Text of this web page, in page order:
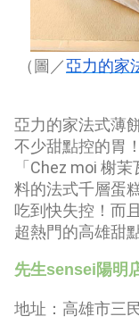
（圖／ 亞力的家
亞力的家法式薄
不少甜點控的胃
「 Chez moi 榭茉
料的法式千層蛋
吃到快失控！而
超熱門的高雄甜
先生sensei 陽明
地址：高雄市三